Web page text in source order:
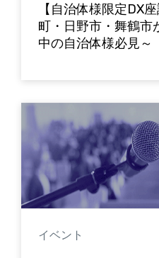
【自治体様限定DX
町・日野市・舞鶴市
中の自治体様必見～
イベント